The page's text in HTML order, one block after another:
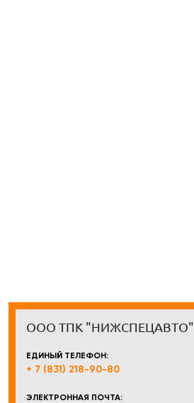
ООО ТПК "НИЖСПЕЦАВТО"
ЕДИНЫЙ ТЕЛЕФОН:
+ 7 (831) 218-90-80
ЭЛЕКТРОННАЯ ПОЧТА: